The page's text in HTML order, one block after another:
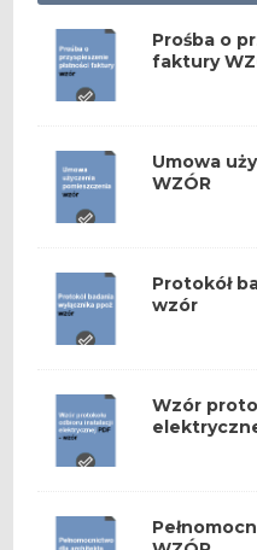
Prośba o
faktury
Umowa
WZÓR
Protokół
wzór
Wzór